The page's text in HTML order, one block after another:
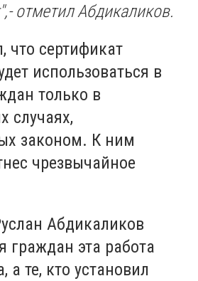
",- отметил Абдикаликов.
что сертификат
использоваться в
только в
случаях,
законом. К ним
чрезвычайное
Абдикаликов
граждан эта работа
а те, кто установил